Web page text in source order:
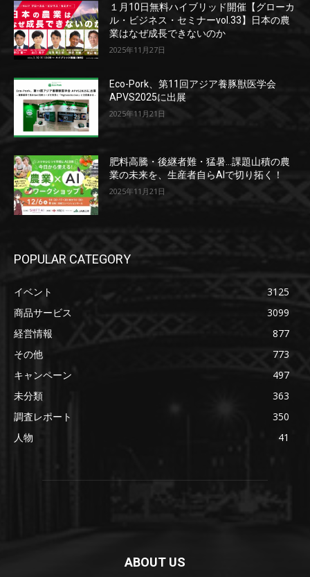
１月10日無料ハイブリッド開催【グローカ
ル・ビジネス・セミナーvol.33】日本の農
業はなぜ成長できないのか
2025年11月27日
Eco-Pork、第11回アジア養豚獣医学会
APVS2025に出展
2025年11月21日
肥料高騰・後継者難・猛暑…課題山積の農
業の未来を、生産者自らAIで切り拓く！
2025年11月21日
POPULAR CATEGORY
イベント
3125
商品サービス
3099
経営情報
877
その他
773
キャンペーン
497
未分類
363
調査レポート
350
人物
41
ABOUT US